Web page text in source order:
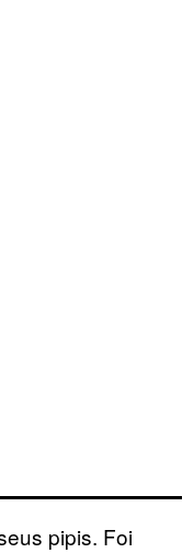
pipis. Foi